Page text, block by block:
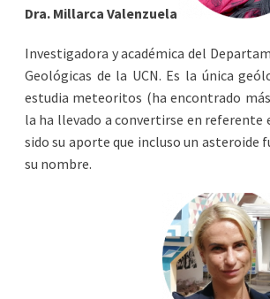
Dra. Millarca Valenzuela
Investigadora y académica del
Geológicas de la UCN. Es la única
estudia meteoritos (ha encontrado
la ha llevado a convertirse en referente
sido su aporte que incluso un asteroide
su nombre.